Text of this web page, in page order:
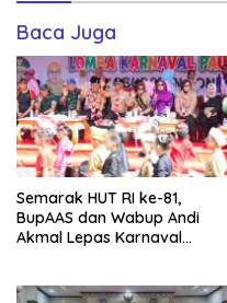
Baca Juga
Semarak HUT RI ke-81,
BupAAS dan Wabup Andi
Akmal Lepas Karnaval